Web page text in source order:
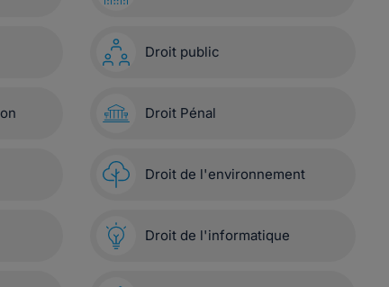
Droit public
Droit Pénal
Droit de l'environnement
Droit de l'informatique